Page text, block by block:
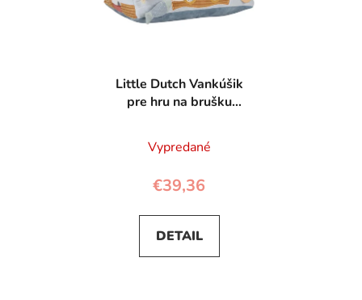
Little Dutch Vankúšik
pre hru na brušku
Vypredané
€39,36
DETAIL